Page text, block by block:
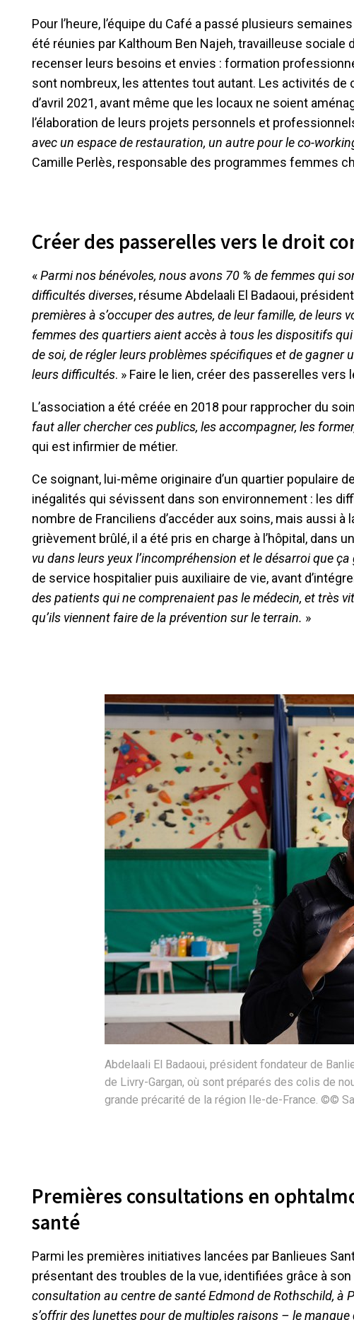
Pour l’heure, l’équipe du Café a passé plusieurs
été réunies par Kalthoum Ben Najeh, travailleuse
recenser leurs besoins et envies : formation
sont nombreux, les attentes tout autant. Les activités
d’avril 2021, avant même que les locaux ne soient
l’élaboration de leurs projets personnels et
avec un espace de restauration, un autre pour le co-
Camille Perlès, responsable des programmes femmes
Créer des passerelles vers le droit
«Parmi nos bénévoles, nous avons 70 % de femmes qui
difficultés diverses, résume Abdelaali El Badaoui,
premières à s’occuper des autres, de leur famille, de leurs
femmes des quartiers aient accès à tous les dispositifs
de soi, de régler leurs problèmes spécifiques et de gagner
leurs difficultés. » Faire le lien, créer des passerelles vers
L’association a été créée en 2018 pour rapprocher du
faut aller chercher ces publics, les accompagner, les
qui est infirmier de métier.
Ce soignant, lui-même originaire d’un quartier
inégalités qui sévissent dans son environnement : les
nombre de Franciliens d’accéder aux soins, mais aussi
grièvement brûlé, il a été pris en charge à l’hôpital,
vu dans leurs yeux l’incompréhension et le désarroi que
de service hospitalier puis auxiliaire de vie, avant
des patients qui ne comprenaient pas le médecin, et très
qu’ils viennent faire de la prévention sur le terrain. »
Abdelaali El Badaoui, président fondateur de
de Livry-Gargan, où sont préparés des colis de
grande précarité de la région Ile-de-France. ©©
Premières consultations en
santé
Parmi les premières initiatives lancées par Banlieues
présentant des troubles de la vue, identifiées grâce à
consultation au centre de santé Edmond deRothschild, à
s’offrir des lunettes pour de multiples raisons – le